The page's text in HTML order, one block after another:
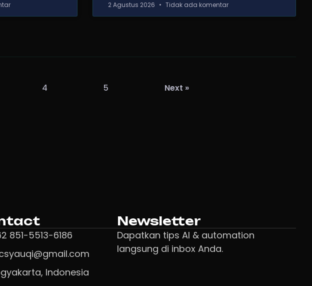
2 Agustus 2026 Tidak ada komentar
4 5 Next »
851-5513-6186
Indonesia
Newsletter
Dapatkan tips AI & automation
langsung di inbox Anda.